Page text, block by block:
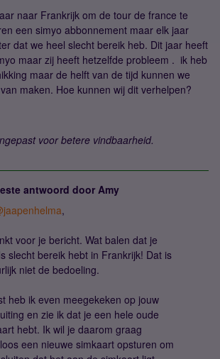
naar Frankrijk om de tour de france te
een simyo abbonnement maar elk jaar
dat we heel slecht bereik heb. Dit jaar heeft
maar zij heeft hetzelfde probleem . ik heb
maar de helft van de tijd kunnen we
maken. Hoe kunnen wij dit verhelpen?
voor betere vindbaarheid.
antwoord door Amy
,
voor je bericht. Wat balen dat je
slecht bereik hebt in Frankrijk! Dat is
niet de bedoeling.
heb ik even meegekeken op jouw
en zie ik dat je een hele oude
hebt. Ik wil je daarom graag
een nieuwe simkaart opsturen om